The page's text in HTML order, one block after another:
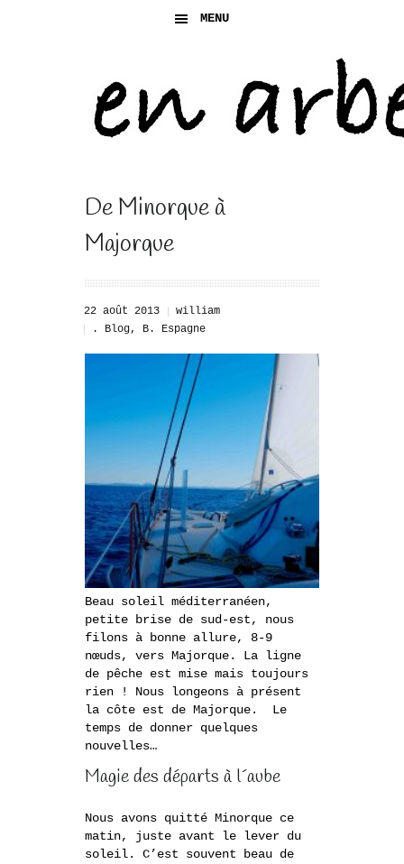
MENU
De Minorque à
Majorque
22 août 2013
william
. Blog, B. Espagne
Beau soleil méditerranéen,
petite brise de sud-est, nous
filons à bonne allure, 8-9
nœuds, vers Majorque. La ligne
de pêche est mise mais toujours
rien ! Nous longeons à présent
la côte est de Majorque. Le
temps de donner quelques
nouvelles…
Magie des départs à l´aube
Nous avons quitté Minorque ce
matin, juste avant le lever du
soleil. C’est souvent beau de